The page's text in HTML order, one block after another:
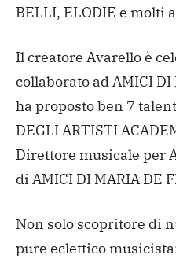
BELLI, ELODIE e molti
Il creatore Avarello è
collaborato ad AMICI DI
ha proposto ben 7
DEGLI ARTISTI
Direttore musicale per
di AMICI DI MARIA DE
Non solo scopritore di
pure eclettico